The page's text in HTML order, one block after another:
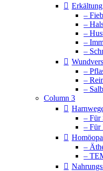
–
–
–
–
–
–
–
–
Column 3
– Für
– Für
–
–